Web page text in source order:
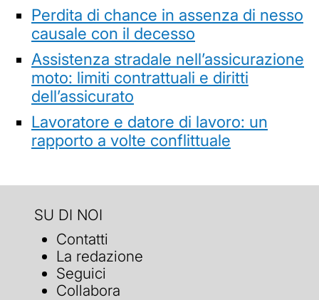
Perdita di chance in assenza di nesso
causale con il decesso
Assistenza stradale nell’assicurazione
moto: limiti contrattuali e diritti
dell’assicurato
Lavoratore e datore di lavoro: un
rapporto a volte conflittuale
SU DI NOI
Contatti
La redazione
Seguici
Collabora